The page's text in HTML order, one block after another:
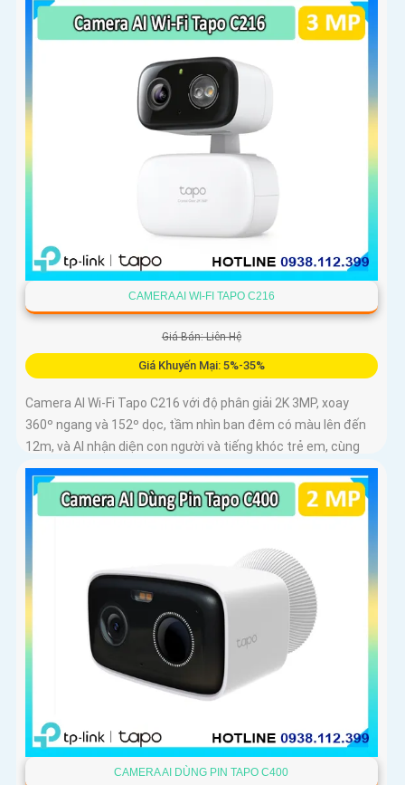
CAMERA AI WI-FI TAPO C216
Giá Bán: Liên Hệ
Giá Khuyến Mại: 5%-35%
Camera AI Wi-Fi Tapo C216 với độ phân giải 2K 3MP, xoay
360º ngang và 152º dọc, tầm nhìn ban đêm có màu lên đến
12m, và AI nhận diện con người và tiếng khóc trẻ em, cùng
khả năng theo dõi chuyển động tự động
CAMERA AI DÙNG PIN TAPO C400